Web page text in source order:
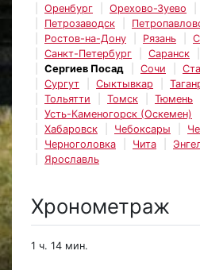
Оренбург
Орехово-Зуево
Петрозаводск
Ростов-на-Дону
Рязань
Санкт-Петербург
Саранск
Сергиев Посад
Сочи
Сургут
Сыктывкар
Тольятти
Томск
Тюмень
Усть-Каменогорск (Оскемен)
Хабаровск
Чебоксары
Черноголовка
Чита
Ярославль
Хронометраж
1 ч. 14 мин.